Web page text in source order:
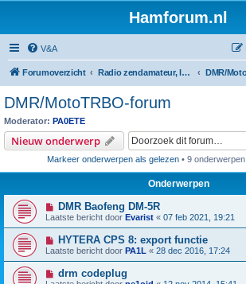
Hamforum.nl
V&A
Forumoverzicht Radio zendamateur, luisteramateur en elektronica zelfbouw DMR/
DMR/MotoTRBO-forum
Moderator: PA0ETE
Nieuw onderwerp
Markeer onderwerpen als gelezen• 9 onderwerpen
Onderwerpen
DMR Baofeng DM-5R
Laatste bericht door Evarist « 07 feb 2021, 19:21
HYTERA CPS 8: export functie
Laatste bericht door PA1L « 28 dec 2016, 17:24
drm codeplug